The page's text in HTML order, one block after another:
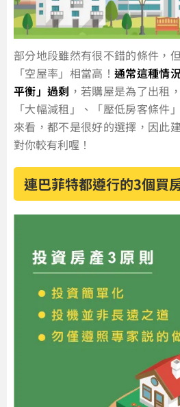
部分地段雖然有很不錯的條件，
「空屋率」相當高！ 通常這種情
平衡」過剩 ，若購屋是為了出租
「大幅減租」、「壓低房客條件
來看，都不是很好的選擇，因此
對你較有利喔！
連巴菲特都遵行的3個買